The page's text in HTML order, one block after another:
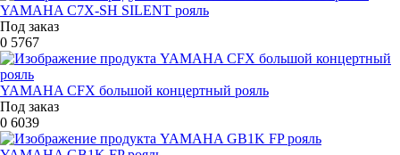
YAMAHA C7X-SH SILENT рояль
Под заказ
0 5767
YAMAHA CFX большой концертный рояль
Под заказ
0 6039